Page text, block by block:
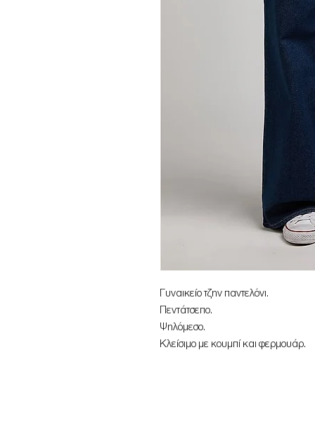
Γυναικείο τζην παντελόνι.
Πεντάτσεπο.
Ψηλόμεσο.
Κλείσιμο με κουμπί και φερμουάρ.